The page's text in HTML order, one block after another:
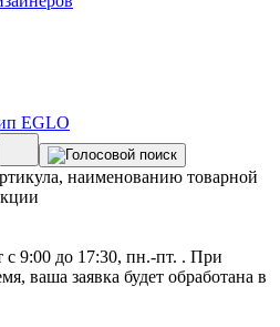
наименованию товарной
9:00 до 17:30, пн.-пт. . При
ваша заявка будет обработана в